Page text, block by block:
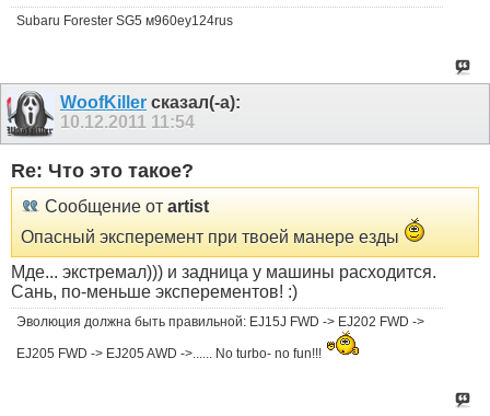
Subaru Forester SG5 м960еу124rus
WoofKiller сказал(-а):
10.12.2011 11:54
Re: Что это такое?
Сообщение от artist
Опасный эксперемент при твоей манере езды
Мде... экстремал))) и задница у машины расходится.
Сань, по-меньше эксперементов! :)
Эволюция должна быть правильной: EJ15J FWD -> EJ202 FWD ->
EJ205 FWD -> EJ205 AWD ->...... No turbo- no fun!!!